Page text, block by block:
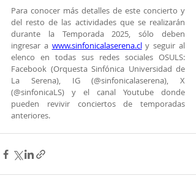
Para conocer más detalles de este concierto y
del resto de las actividades que se realizarán
durante la Temporada 2025, sólo deben
ingresar a www.sinfonicalaserena.cl y seguir al
elenco en todas sus redes sociales OSULS:
Facebook (Orquesta Sinfónica Universidad de
La Serena), IG (@sinfonicalaserena), X
(@sinfonicaLS) y el canal Youtube donde
pueden revivir conciertos de temporadas
anteriores.